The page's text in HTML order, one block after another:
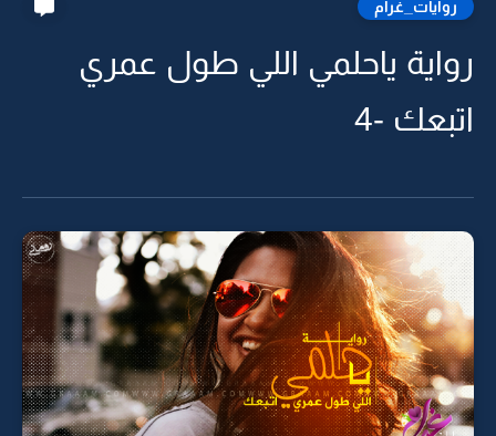
روايات_غرام
رواية ياحلمي اللي طول عمري
اتبعك -4